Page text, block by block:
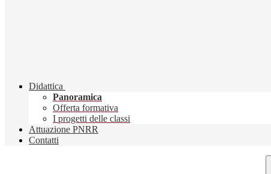
Didattica
Panoramica
Offerta formativa
I progetti delle classi
Attuazione PNRR
Contatti